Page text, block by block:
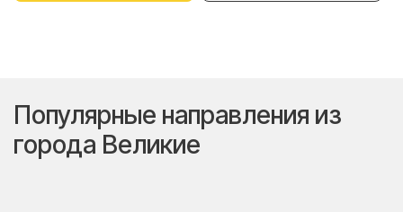
Популярные направления из
города Великие